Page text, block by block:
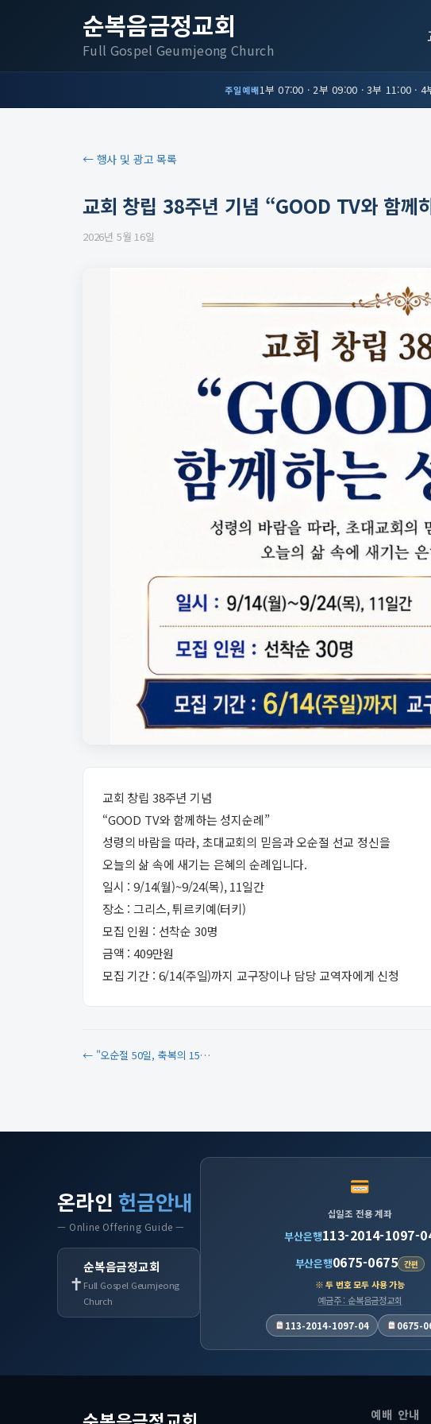
순복음금정교회
Full Gospel Geumjeong Church
주일예배1부 07:00 · 2부 09:00 · 3부 11:00 · 4
← 행사 및 광고 목록
교회 창립 38주년 기념 “GOOD TV와 함께
2026년 5월 16일
교회 창립 38주년 기념
“GOOD TV와 함께하는 성지순례”
성령의 바람을 따라, 초대교회의 믿음과 오순절 선교 정신을
오늘의 삶 속에 새기는 은혜의 순례입니다.
일시 : 9/14(월)~9/24(목), 11일간
장소 : 그리스, 튀르키예(터키)
모집 인원 : 선착순 30명
금액 : 409만원
모집 기간 : 6/14(주일)까지 교구장이나 담당 교역자에게 신청
← "오순절 50일, 축복의 15…
온라인 헌금안내
— Online Offering Guide —
✝
순복음금정교회
Full Gospel Geumjeong
Church
십일조 전용 계좌
부산은행113-2014-1097-
부산은행0675-0675 간편
※ 두 번호 모두 사용 가능
예금주 : 순복음금정교회
113-2014-1097-04
0675-
예배 안내